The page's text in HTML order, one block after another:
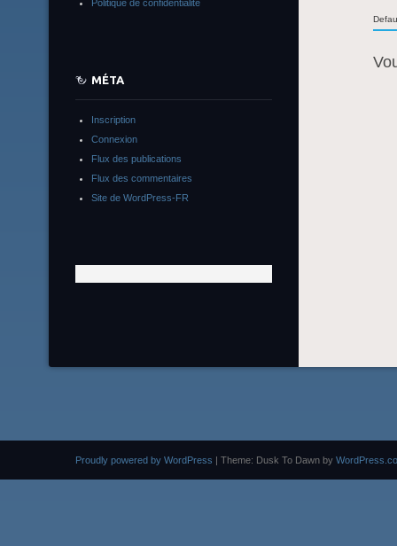
Politique de confidentialité
MÉTA
Inscription
Connexion
Flux des publications
Flux des commentaires
Site de WordPress-FR
Proudly powered by WordPress | Theme: Dusk To Dawn by